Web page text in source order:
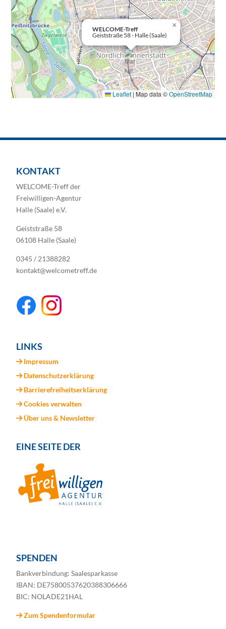
WELCOME-Treff
Geiststraße 58 - Halle (Saale)
×
Leaflet | Map data ©OpenStreetMap
KONTAKT
WELCOME-Treff der
Freiwilligen-Agentur
Halle (Saale) e.V.
Geiststraße 58
06108 Halle (Saale)
0345 / 21388282
kontakt@welcometreff.de
LINKS
Impressum
Datenschutzerklärung
Barrierefreiheitserklärung
Cookies verwalten
Über uns & Newsletter
EINE SEITE DER
SPENDEN
Bankverbindung: Saalesparkasse
IBAN: DE75800537620388306666
BIC: NOLADE21HAL
Zum Spendenformular